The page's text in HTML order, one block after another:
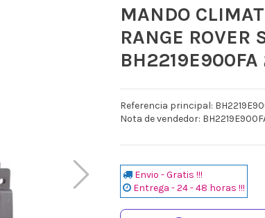
MANDO
RANGE ROVER
Referencia principal:
Nota de vendedor:
Envio - Gratis !!!
Entrega - 24 - 48 horas !!!